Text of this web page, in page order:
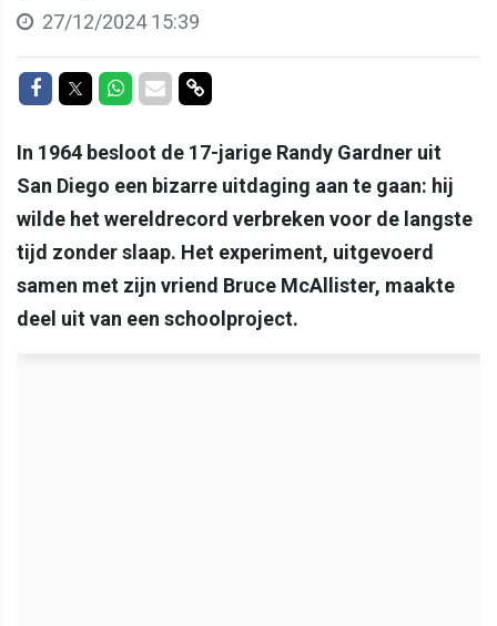
27/12/2024 15:39
Delen op Facebook
Delen op Twitter
Delen op Whatsapp
Delen via Mail
Delen via link
In 1964 besloot de 17-jarige Randy Gardner uit
San Diego een bizarre uitdaging aan te gaan: hij
wilde het wereldrecord verbreken voor de langste
tijd zonder slaap. Het experiment, uitgevoerd
samen met zijn vriend Bruce McAllister, maakte
deel uit van een schoolproject.